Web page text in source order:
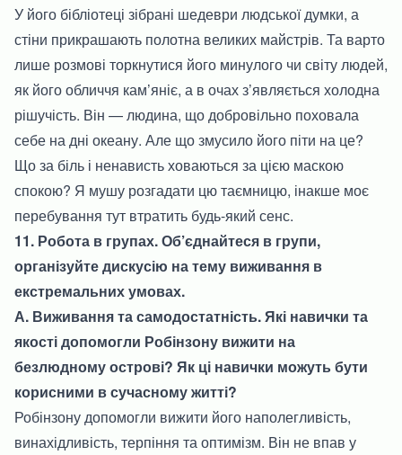
У його бібліотеці зібрані шедеври людської думки, а
стіни прикрашають полотна великих майстрів. Та варто
лише розмові торкнутися його минулого чи світу людей,
як його обличчя кам’яніє, а в очах з’являється холодна
рішучість. Він — людина, що добровільно поховала
себе на дні океану. Але що змусило його піти на це?
Що за біль і ненависть ховаються за цією маскою
спокою? Я мушу розгадати цю таємницю, інакше моє
перебування тут втратить будь-який сенс.
11. Робота в групах. Об’єднайтеся в групи,
організуйте дискусію на тему виживання в
екстремальних умовах.
А. Виживання та самодостатність. Які навички та
якості допомогли Робінзону вижити на
безлюдному острові? Як ці навички можуть бути
корисними в сучасному житті?
Робінзону допомогли вижити його наполегливість,
винахідливість, терпіння та оптимізм. Він не впав у